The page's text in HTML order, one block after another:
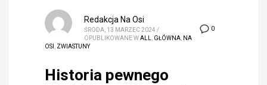
0
Redakcja Na Osi
ŚRODA, 13 MARZEC 2024 /
OPUBLIKOWANE WALL, GŁÓWNA, NA
OSI , ZWIASTUNY
Historia pewnego